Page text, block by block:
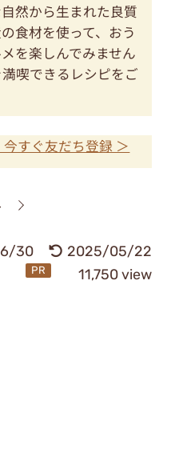
然から生まれた良質
食材を使って、おう
を楽しんでみません
喫できるレシピをご
すぐ友だち登録 ＞
30 2025/05/22
PR 11,750 view